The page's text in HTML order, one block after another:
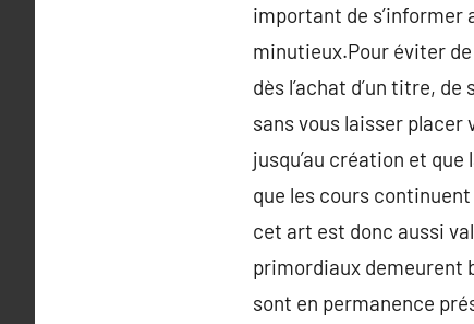
important de s’informer
minutieux.Pour éviter
dès l’achat d’un titre,
sans vous laisser placer
jusqu’au création et
que les cours
cet art est donc aussi
primordiaux demeurent
sont en permanence